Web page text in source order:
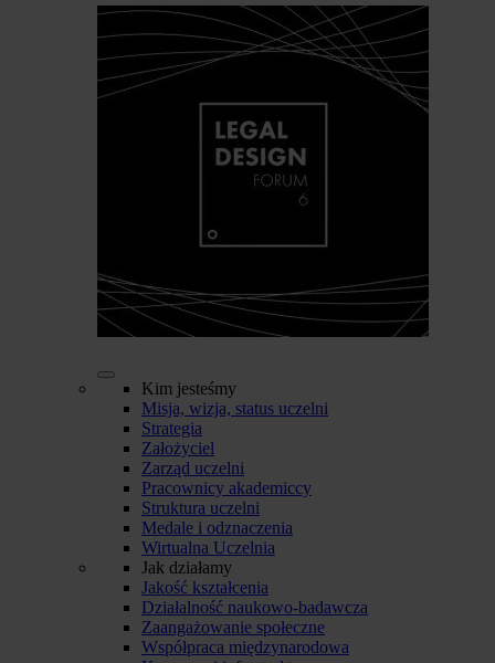
Kim jesteśmy
Misja, wizja, status uczelni
Strategia
Założyciel
Zarząd uczelni
Pracownicy akademiccy
Struktura uczelni
Medale i odznaczenia
Wirtualna Uczelnia
Jak działamy
Jakość kształcenia
Działalność naukowo-badawcza
Zaangażowanie społeczne
Współpraca międzynarodowa